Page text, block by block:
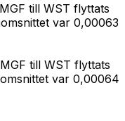
till WST flyttats
var 0,00063
till WST flyttats
var 0,00064